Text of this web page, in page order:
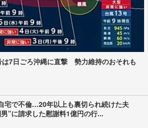
は7日ごろ沖縄に直撃 勢力維持のおそれも
宅で不倫…20年以上も裏切られ続けた夫
”に請求した慰謝料1億円の行...